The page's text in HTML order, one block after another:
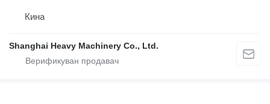
Кина
Shanghai Heavy Machinery Co., Ltd.